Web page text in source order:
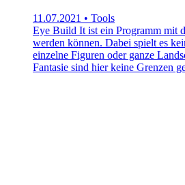
11.07.2021 • Tools
Eye Build It ist ein Programm mit
werden können. Dabei spielt es
einzelne Figuren oder ganze
Fantasie sind hier keine Grenzen